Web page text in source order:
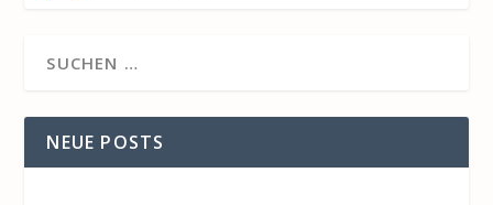
NEUE POSTS